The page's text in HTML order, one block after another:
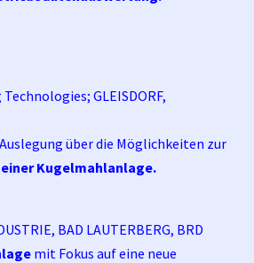
GLEISDORF,
über die Möglichkeiten zur
Kugelmahlanlage.
BAD LAUTERBERG, BRD
mit Fokus auf eine neue